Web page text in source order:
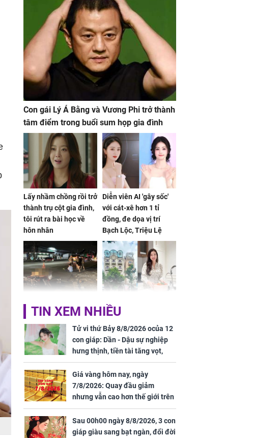
Con gái Lý Á Bằng và Vương Phi trở thành
tâm điểm trong buổi sum họp gia đình
Lấy nhầm chồng rồi trở
thành trụ cột gia đình,
tôi rút ra bài học về
hôn nhân
Diễn viên AI 'gây sốc'
với cát-xê hơn 1 tỉ
đồng, đe dọa vị trí
Bạch Lộc, Triệu Lệ
Dĩnh
TP.HCM: Nữ công nhân
tử vong trên đường đi
làm về trong khu công
nghiệp Sóng Thần
Đỗ Mỹ Linh hé lộ góc
bếp chill của nhà mới -
cạnh biệt thự bầu Hiển
Sau 00h00 ngày
8/8/2026, 3 con giáp
TIN XEM NHIỀU
Tử vi thứ Bảy 8/8/2026 ocủa 12
con giáp: Dần - Dậu sự nghiệp
hưng thịnh, tiền tài tăng vọt,
Mão - Thân công việc bất trắc,
tiền mất tật mang
Giá vàng hôm nay, ngày
7/8/2026: Quay đầu giảm
nhưng vẫn cao hơn thế giới trên
7 triệu đồng
Sau 00h00 ngày 8/8/2026, 3 con
giáp giàu sang bạt ngàn, đổi đời